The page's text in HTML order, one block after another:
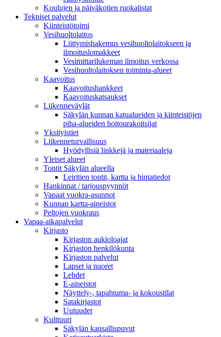
Koulujen ja päiväkotien ruokalistat
Tekniset palvelut
Kiinteistötoimi
Vesihuoltolaitos
Liittymishakemus vesihuoltolaitokseen ja
ilmoituslomakkeet
Vesimittarilukeman ilmoitus verkossa
Vesihuoltolaitoksen toiminta-alueet
Kaavoitus
Kaavoitushankkeet
Kaavoituskatsaukset
Liikenneväylät
Säkylän kunnan katualueiden ja kiinteistöjen
piha-alueiden hoitourakoitsijat
Yksityistiet
Liikenneturvallisuus
Hyödyllisiä linkkejä ja materiaaleja
Yleiset alueet
Tontit Säkylän alueella
Leiritien tontit, kartta ja hintatiedot
Hankinnat / tarjouspyynnöt
Vapaat vuokra-asunnot
Kunnan kartta-aineistot
Peltojen vuokraus
Vapaa-aika­palvelut
Kirjasto
Kirjaston aukioloajat
Kirjaston henkilökunta
Kirjaston palvelut
Lapset ja nuoret
Lehdet
E-aineistot
Näyttely-, tapahtuma- ja kokoustilat
Satakirjastot
Uutuudet
Kulttuuri
Säkylän kansallispuvut